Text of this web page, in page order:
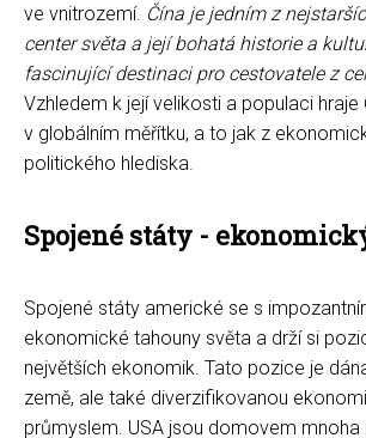
ve vnitrozemí. Čína je jedním z
center světa a její bohatá historie a
fascinující destinaci pro cestovatele z
Vzhledem k její velikosti a populaci hraje
v globálním měřítku, a to jak z
politického hlediska.
Spojené státy -
Spojené státy americké se s
ekonomické tahouny světa a drží si
největších ekonomik. Tato pozice je
země, ale také diverzifikovanou
průmyslem. USA jsou domovem mnoha